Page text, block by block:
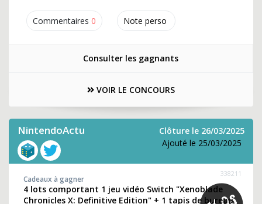
Commentaires 0 Note perso
Consulter les gagnants
VOIR LE CONCOURS
NintendoActu
Clôture le 26/03/2025
Ajouté le 25/03/2025
338211
Cadeaux à gagner
4 lots comportant 1 jeu vidéo Switch "Xenoblade
Chronicles X: Definitive Edition" + 1 tapis de bureau